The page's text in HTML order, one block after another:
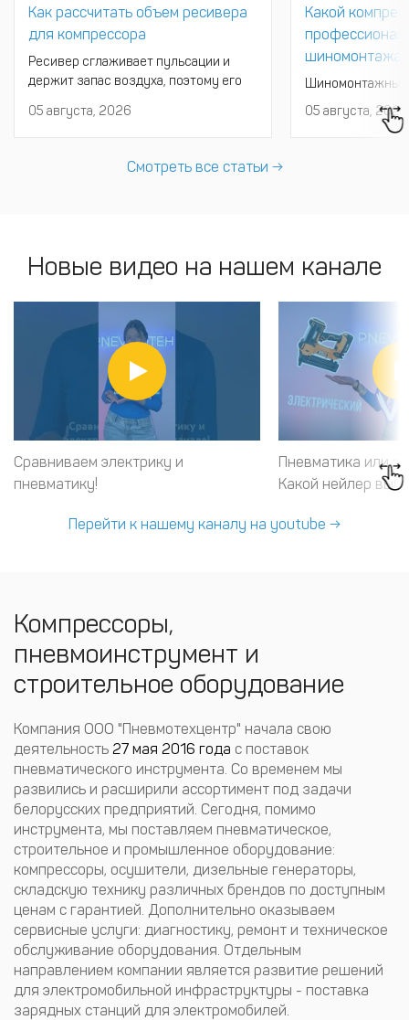
Как рассчитать объем ресивера
для компрессора
Ресивер сглаживает пульсации и
держит запас воздуха, поэтому его
сильнее, чем принято думать.
включаться почти без остановок, а
слишком большой долго набирает
05 августа, 2026
Какой
шиномонтажа
Шиномонтажный
более поста
компрессора по
05 августа, 2026
Смотреть все статьи →
Новые видео на нашем канале
Сравниваем электрику и
пневматику!
Пневматика или
Какой нейлер
Перейти к нашему каналу на youtube →
Компрессоры,
пневмоинструмент и
строительное оборудование
Компания ООО "Пневмотехцентр" начала свою
деятельность 27 мая 2016 года с поставок
пневматического инструмента. Со временем мы
развились и расширили ассортимент под задачи
белорусских предприятий. Сегодня, помимо
инструмента, мы поставляем пневматическое,
строительное и промышленное оборудование:
компрессоры, осушители, дизельные генераторы,
складскую технику различных брендов по доступным
ценам с гарантией. Дополнительно оказываем
сервисные услуги: диагностику, ремонт и техническое
обслуживание оборудования. Отдельным
направлением компании является развитие решений
для электромобильной инфраструктуры - поставка
зарядных станций для электромобилей.